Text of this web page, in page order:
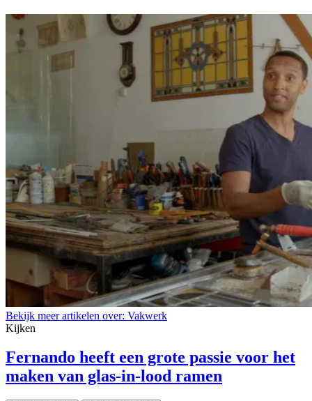
Bekijk meer artikelen over: Vakwerk
Kijken
Fernando heeft een grote passie voor het
maken van glas-in-lood ramen